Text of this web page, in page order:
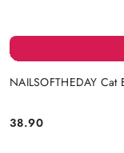
NAILSOFTHEDAY
Cena:
38.90